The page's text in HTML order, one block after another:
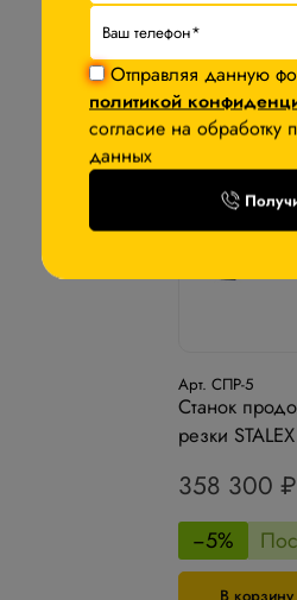
Арт. СПР-5
Станок
резки
358 300 ₽
−5%
В корзину
Отправляя данную
политикой
согласие на обработку
данных